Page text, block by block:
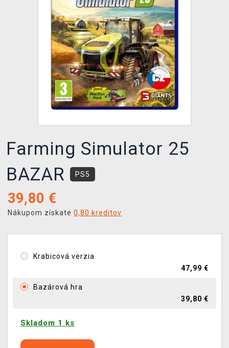
XZONE KLUB
Farming Simulator 25
BAZAR
PS5
39,80 €
Nákupom získate 0,80 kreditov
Krabicová verzia
47,99 €
Bazárová hra
39,80 €
Skladom 1 ks